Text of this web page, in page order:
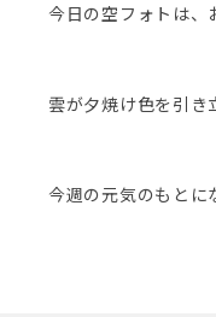
今日の空フォトは、
雲が夕焼け色を引き
今週の元気のもとに